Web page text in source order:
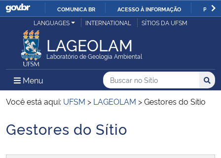
IR
O
COMUNICA BR ACESSO À INFORMAÇÃO
Ministério da Justiça e Segurança Pública
Ministério da Defesa
Ministério das Relações Exteriores
Ministério da Economia
LANGUAGES INTERNATIONAL SÍTIOS DA UFSM
LAGEOLAM
Laboratório de Geologia Ambiental
Menu Menu Principal do Sítio
Busca
Buscar no no Sítio
Busca:
Você está aqui: UFSM > LAGEOLAM >Gestores do Sítio
Início do conteúdo
Gestores do Sítio